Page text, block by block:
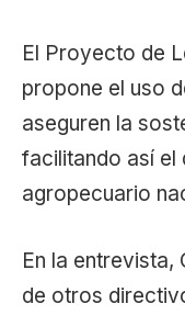
El Proyecto de
propone el uso
aseguren la
facilitando así
agropecuario
En la
de otros